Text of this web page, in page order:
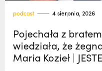
podcast 4 sierpnia, 2026
Pojechała z
wiedziała, że
Maria Kozieł |